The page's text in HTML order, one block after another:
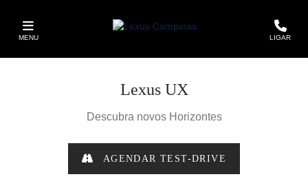
MENU LIGAR
LexusUX
Descubra novos Horizontes
AGENDAR TEST-DRIVE